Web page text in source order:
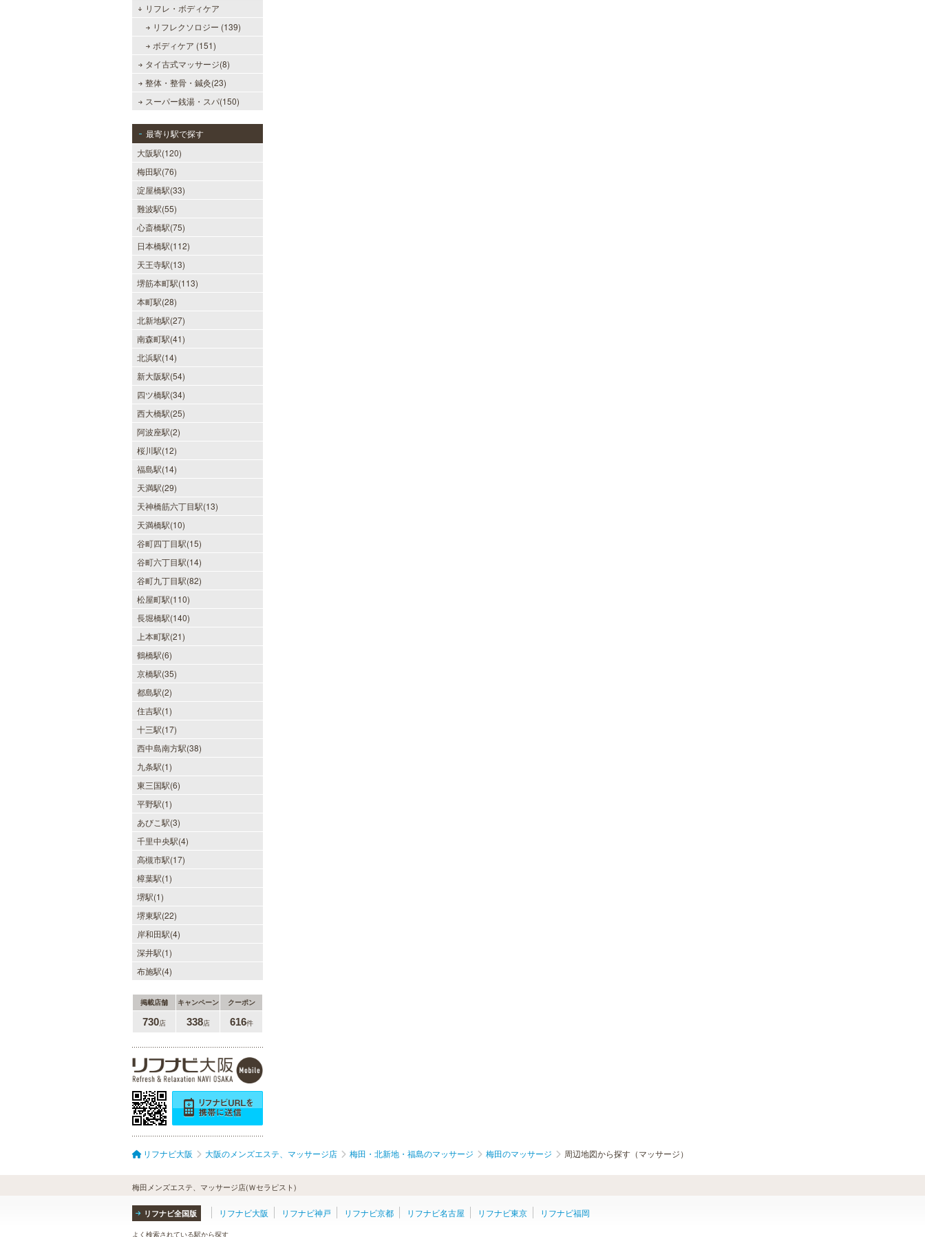
リフレ・ボディケア
リフレクソロジー (139)
ボディケア (151)
タイ古式マッサージ(8)
整体・整骨・鍼灸(23)
スーパー銭湯・スパ(150)
最寄り駅で探す
大阪駅(120)
梅田駅(76)
淀屋橋駅(33)
難波駅(55)
心斎橋駅(75)
日本橋駅(112)
天王寺駅(13)
堺筋本町駅(113)
本町駅(28)
北新地駅(27)
南森町駅(41)
北浜駅(14)
新大阪駅(54)
四ツ橋駅(34)
西大橋駅(25)
阿波座駅(2)
桜川駅(12)
福島駅(14)
天満駅(29)
天神橋筋六丁目駅(13)
天満橋駅(10)
谷町四丁目駅(15)
谷町六丁目駅(14)
谷町九丁目駅(82)
松屋町駅(110)
長堀橋駅(140)
上本町駅(21)
鶴橋駅(6)
京橋駅(35)
都島駅(2)
住吉駅(1)
十三駅(17)
西中島南方駅(38)
九条駅(1)
東三国駅(6)
平野駅(1)
あびこ駅(3)
千里中央駅(4)
高槻市駅(17)
樟葉駅(1)
堺駅(1)
堺東駅(22)
岸和田駅(4)
深井駅(1)
布施駅(4)
掲載店舗 キャンペーン クーポン
730店 338店 616件
リフナビ大阪 大阪のメンズエステ、マッサージ店 梅田・北新地・福島のマッサージ 梅田のマッサージ 周辺地図から探す（マッサージ）
梅田メンズエステ、マッサージ店(Ｗセラピスト)
リフナビ全国版 リフナビ大阪 リフナビ神戸 リフナビ京都 リフナビ名古屋 リフナビ東京 リフナビ福岡
よく検索されている駅から探す